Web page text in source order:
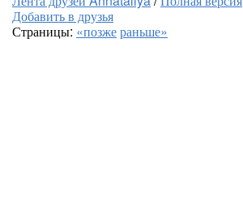
Добавить в друзья
Страницы: «позжераньше»